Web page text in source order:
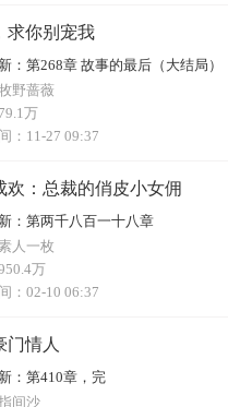
求你别宠我
： 第268章 故事的最后（大结局）
野蔷薇
79.1万
： 11-27 09:37
欢：总裁的俏皮小女佣
： 第两千八百一十八章
人一枚
万
： 02-10 06:37
门情人
： 第410章，完
间沙